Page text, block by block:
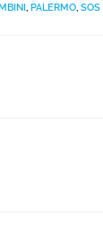
, PALERMO, SOS